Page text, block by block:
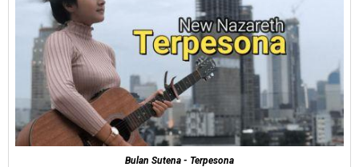
Bulan Sutena - Terpesona